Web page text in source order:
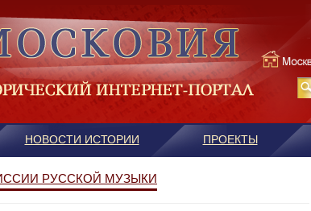
НОВОСТИ ИСТОРИИ ПРОЕКТЫ
РУССКОЙ МУЗЫКИ